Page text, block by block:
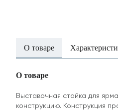
О товаре
О товаре
Выставочная стойка для
конструкцию. Конструкция